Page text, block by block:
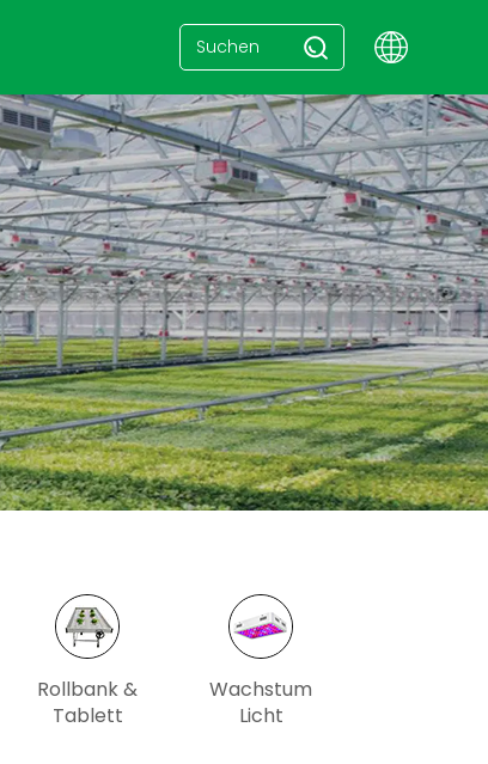
Rollbank &
Tablett
Wachstum
Licht